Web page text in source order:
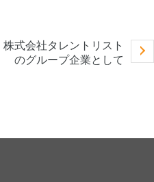
株式会社タレントリスト
のグループ企業として